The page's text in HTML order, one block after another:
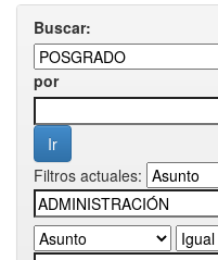
Buscar:
por
Filtros actuales: